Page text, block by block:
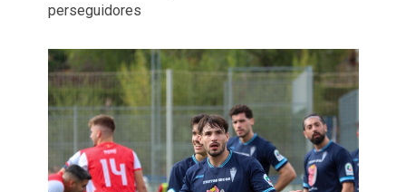
perseguidores